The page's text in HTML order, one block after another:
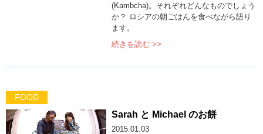
(Kambcha)。それぞれどんなものでしょう
か？ ロシアの朝ごはんを食べながら語り
ます。
続きを読む >>
FOOD
Sarah と Michael のお餅
2015.01.03